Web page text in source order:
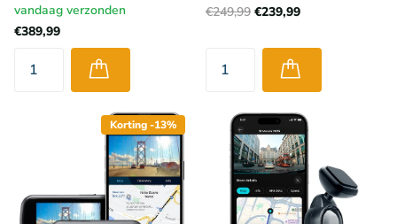
vandaag verzonden
€389,99
€249,99 €239,99
Korting -13%